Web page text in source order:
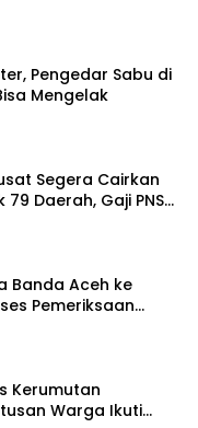
Pengedar Sabu di
Segera Cairkan
79 Daerah, Gaji PNS
Banda Aceh ke
Pemeriksaan
Kerumutan
Warga Ikuti